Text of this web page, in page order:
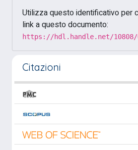
Utilizza questo identificativo per
link a questo documento:
https://hdl.handle.net/10808/
Citazioni